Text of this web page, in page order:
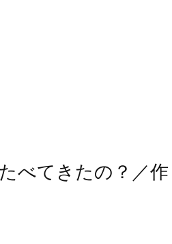
べてきたの？／